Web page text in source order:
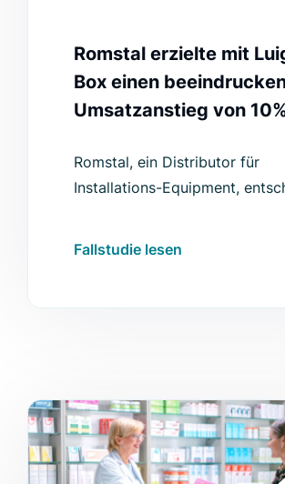
Romstal erzielte mit
Box einen
Umsatzanstieg von
Romstal, ein Distributor für
Installations-Equipment,
Fallstudie lesen